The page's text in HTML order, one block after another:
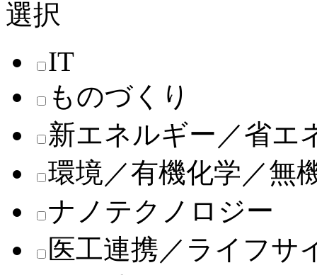
IT
ものづくり
新エネルギー／省エ
環境／有機化学／無
ナノテクノロジー
医工連携／ライフサ